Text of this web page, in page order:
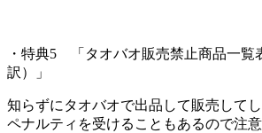
・特典5 「タオバオ販売禁止商品一覧
訳）」
知らずにタオバオで出品して販売して
ペナルティを受けることもあるので注意